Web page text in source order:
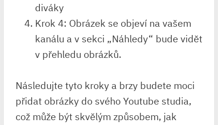
diváky
Krok 4: Obrázek se objeví na vašem
kanálu a v sekci „Náhledy“ bude vidět
v přehledu obrázků.
Následujte tyto kroky a brzy budete moci
přidat obrázky do svého Youtube studia,
což může být skvělým způsobem, jak